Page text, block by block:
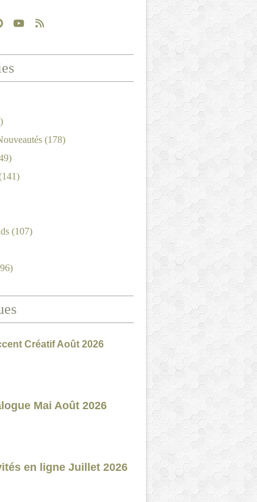
(178)
(107)
Créatif Août 2026
Mai Août 2026
en ligne Juillet 2026